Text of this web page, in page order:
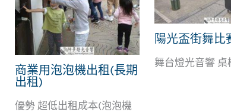
商業用泡泡機出租(長期
出租)
優勢 超低出租成本(泡泡機
陽光盃街舞比
舞台燈光音響 桌